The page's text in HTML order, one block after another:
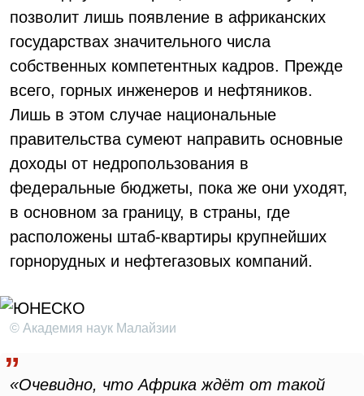
позволит лишь появление в африканских
государствах значительного числа
собственных компетентных кадров. Прежде
всего, горных инженеров и нефтяников.
Лишь в этом случае национальные
правительства сумеют направить основные
доходы от недропользования в
федеральные бюджеты, пока же они уходят,
в основном за границу, в страны, где
расположены штаб-квартиры крупнейших
горнорудных и нефтегазовых компаний.
© Академия наук Малайзии
«Очевидно, что Африка ждёт от такой